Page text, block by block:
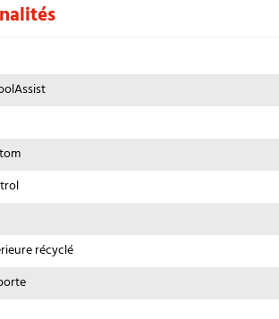
récyclé